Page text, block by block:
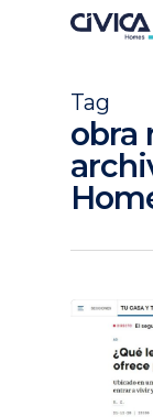
Tag
obra